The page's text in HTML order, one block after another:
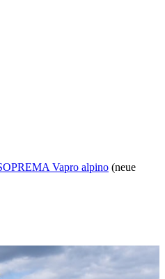
Vapro alpino (neue